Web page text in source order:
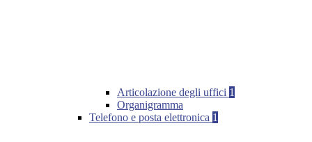
Articolazione degli uffici 1
Organigramma
Telefono e posta elettronica 1